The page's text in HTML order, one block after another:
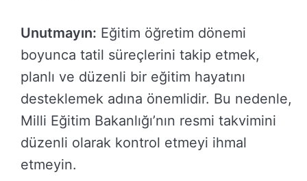
Unutmayın: Eğitim öğretim dönemi
boyunca tatil süreçlerini takip etmek,
planlı ve düzenli bir eğitim hayatını
desteklemek adına önemlidir. Bu nedenle,
Milli Eğitim Bakanlığı’nın resmi takvimini
düzenli olarak kontrol etmeyi ihmal
etmeyin.